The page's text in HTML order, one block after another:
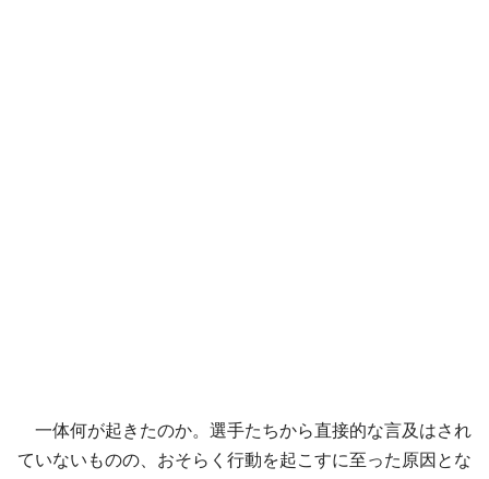
一体何が起きたのか。選手たちから直接的な言及はされ
ていないものの、おそらく行動を起こすに至った原因とな